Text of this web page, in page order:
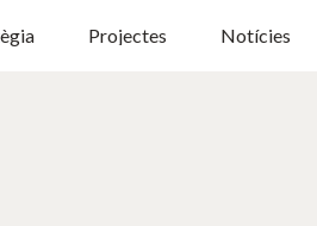
Projectes Notícies